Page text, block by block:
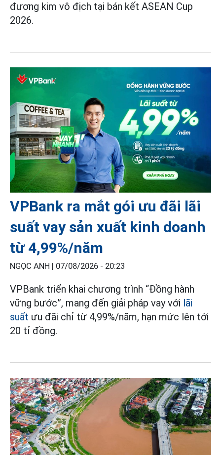
đương kim vô địch tại bán kết ASEAN Cup
2026.
VPBank ra mắt gói ưu đãi lãi
suất vay sản xuất kinh doanh
từ 4,99%/năm
NGỌC ANH | 07/08/2026 - 20:23
VPBank triển khai chương trình “Đồng hành
vững bước”, mang đến giải pháp vay với lãi
suất ưu đãi chỉ từ 4,99%/năm, hạn mức lên tới
20 tỉ đồng.